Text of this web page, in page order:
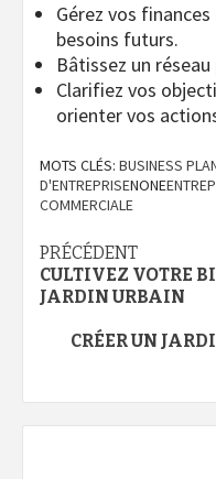
Gérez vos
besoins futurs.
Bâtissez un
Clarifiez vos
orienter vos
MOTS CLÉS: BUSINESS
D'ENTREPRISENONE
COMMERCIALE
Navigation
d’article
PRÉCÉDENT
CULTIVEZ VOTRE
JARDIN URBAIN
CRÉER UN